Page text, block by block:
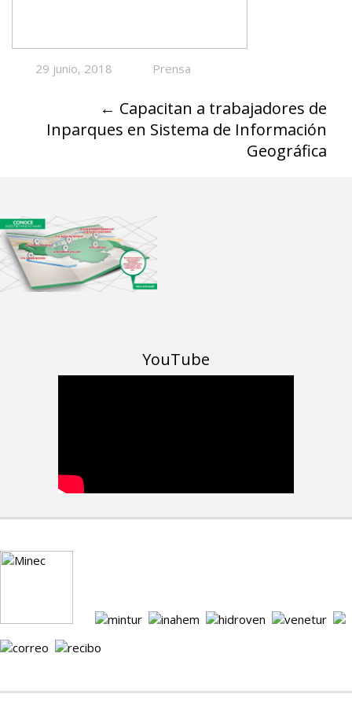
29 junio, 2018 Prensa
← Capacitan a trabajadores de
Inparques en Sistema de Información
Geográfica
YouTube